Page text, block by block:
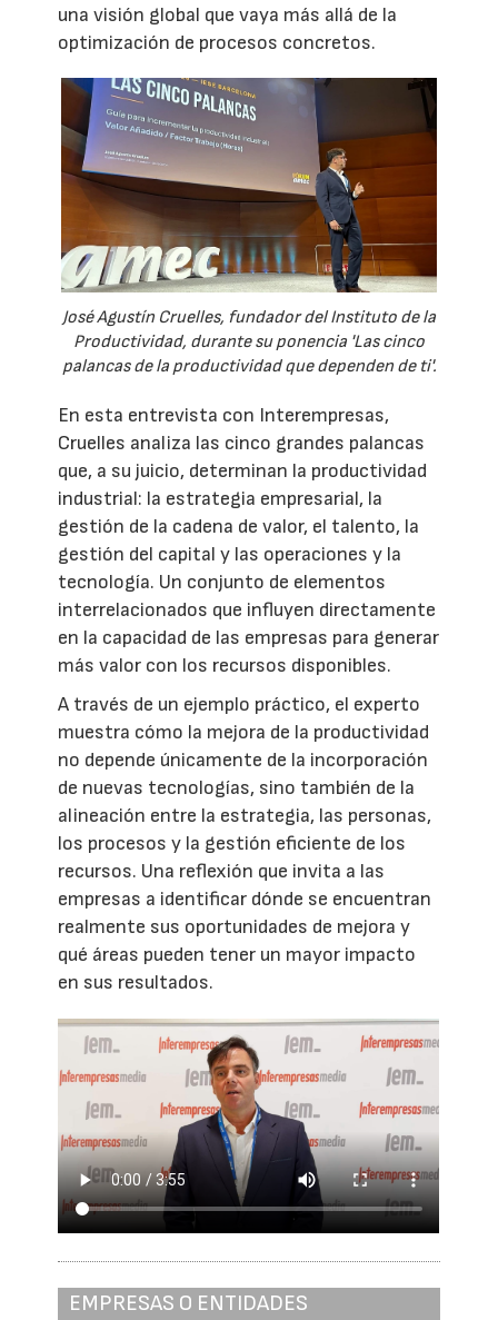
una visión global que vaya más allá de la
optimización de procesos concretos.
José Agustín Cruelles, fundador del Instituto de la
Productividad, durante su ponencia 'Las cinco
palancas de la productividad que dependen de ti'.
En esta entrevista con Interempresas,
Cruelles analiza las cinco grandes palancas
que, a su juicio, determinan la productividad
industrial: la estrategia empresarial, la
gestión de la cadena de valor, el talento, la
gestión del capital y las operaciones y la
tecnología. Un conjunto de elementos
interrelacionados que influyen directamente
en la capacidad de las empresas para generar
más valor con los recursos disponibles.
A través de un ejemplo práctico, el experto
muestra cómo la mejora de la productividad
no depende únicamente de la incorporación
de nuevas tecnologías, sino también de la
alineación entre la estrategia, las personas,
los procesos y la gestión eficiente de los
recursos. Una reflexión que invita a las
empresas a identificar dónde se encuentran
realmente sus oportunidades de mejora y
qué áreas pueden tener un mayor impacto
en sus resultados.
EMPRESAS O ENTIDADES